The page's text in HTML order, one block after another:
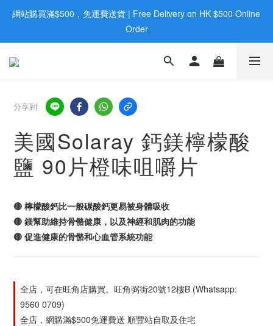
歡迎親臨旺角店購買：旺角弼街20號12樓B  |  RealDeal 保健品 |
WhatsApp 9560 0709
網站購買滿$500，免運費送貨 | Free Delivery on HK $500 Online
Order
歡迎親臨旺角店購買：旺角弼街20號12樓B  |  RealDeal 保健品 |
分享到
美國Solaray 鈣鎂檸檬酸
鹽 90片橙味咀嚼片
🔴 檸檬酸鈣比一般碳酸鈣更易被身體吸收
🔴 鎂幫助維持骨骼健康，以及神經和肌肉的功能
🔴 促進健康的骨骼和心血管系統功能
全店，可在旺角店購買。旺角弼街20號12樓B (Whatsapp:
9560 0709)
全店，網購滿$500免運費送 順豐站自取及住宅